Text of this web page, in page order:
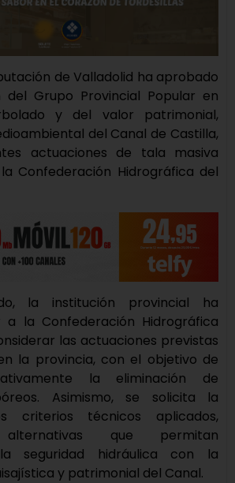
de Valladolid ha aprobado
del Grupo Provincial Popular en
y del valor patrimonial,
del Canal de Castilla,
actuaciones de tala masiva
Confederación Hidrográfica del
la institución provincial ha
a la Confederación Hidrográfica
las actuaciones previstas
la provincia, con el objetivo de
la eliminación de
Asimismo, se solicita la
criterios técnicos aplicados,
alternativas que permitan
seguridad hidráulica con la
y patrimonial del Canal.